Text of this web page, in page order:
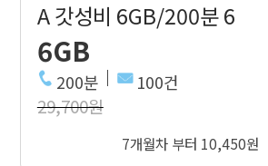
A 갓성비 6GB/200분 6
6GB
200분 100건
29,700원
7개월차 부터 10,450원